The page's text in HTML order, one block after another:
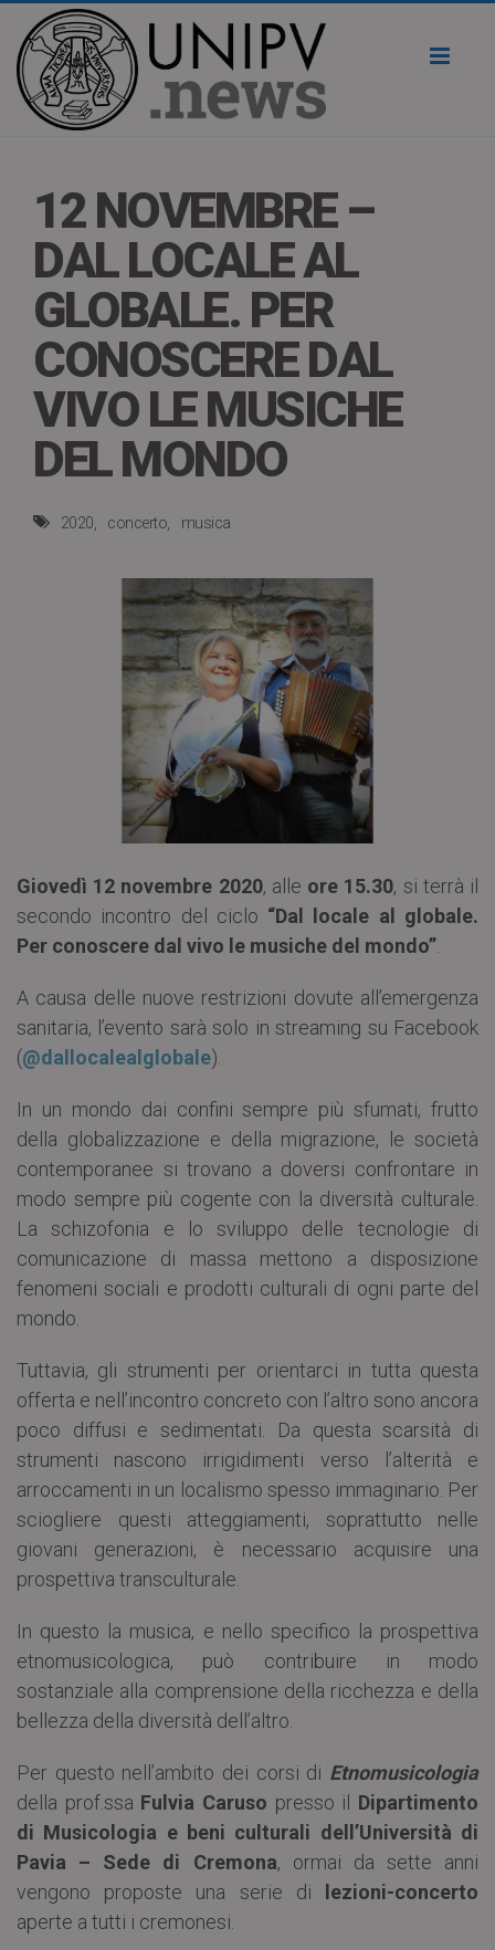
12 NOVEMBRE –
DAL LOCALE AL
GLOBALE. PER
CONOSCERE DAL
VIVO LE MUSICHE
DEL MONDO
2020 concerto musica
Giovedì 12 novembre 2020, alle ore 15.30, si terrà il
secondo incontro del ciclo “Dal locale al globale.
Per conoscere dal vivo le musiche del mondo”
A causa delle nuove restrizioni dovute all’emergenza
sanitaria, l’evento sarà solo in streaming su Facebook
(@dallocalealglobale).
In un mondo dai confini sempre più sfumati, frutto
della globalizzazione e della migrazione, le società
contemporanee si trovano a doversi confrontare in
modo sempre più cogente con la diversità culturale.
La schizofonia e lo sviluppo delle tecnologie di
comunicazione di massa mettono a disposizione
fenomeni sociali e prodotti culturali di ogni parte del
mondo.
Tuttavia, gli strumenti per orientarci in tutta questa
offerta e nell’incontro concreto con l’altro sono ancora
poco diffusi e sedimentati. Da questa scarsità di
strumenti nascono irrigidimenti verso l’alterità e
arroccamenti in un localismo spesso immaginario. Per
sciogliere questi atteggiamenti, soprattutto nelle
giovani generazioni, è necessario acquisire una
prospettiva transculturale.
In questo la musica, e nello specifico la prospettiva
etnomusicologica, può contribuire in modo
sostanziale alla comprensione della ricchezza e della
bellezza della diversità dell’altro.
Per questo nell’ambito dei corsi di Etnomusicologia
della prof.ssa Fulvia Caruso presso il Dipartimento
di Musicologia e beni culturali dell’Università di
Pavia – Sede di Cremona, ormai da sette anni
vengono proposte una serie di lezioni-concerto
aperte a tutti i cremonesi.